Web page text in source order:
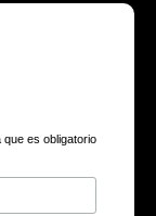
que es obligatorio